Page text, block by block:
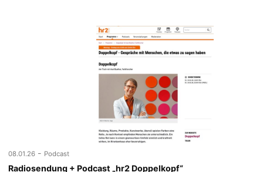
08.01.26 - Podcast
Radiosendung + Podcast „hr2 Doppelkopf“